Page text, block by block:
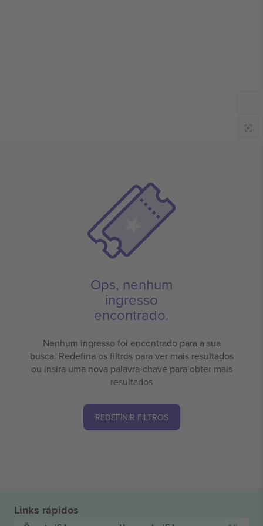
Ops, nenhum
ingresso
encontrado.
Nenhum ingresso foi encontrado para a sua
busca. Redefina os filtros para ver mais resultados
ou insira uma nova palavra-chave para obter mais
resultados
REDEFINIR FILTROS
Links rápidos